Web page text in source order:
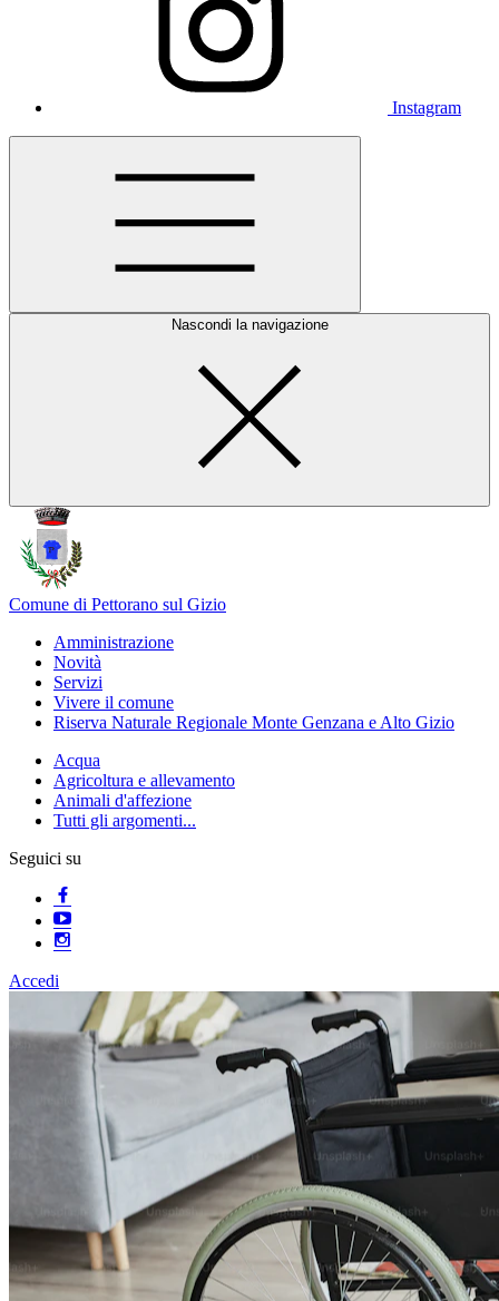
Instagram
Nascondi la navigazione
Comune di Pettorano sul Gizio
Amministrazione
Novità
Servizi
Vivere il comune
Riserva Naturale Regionale Monte Genzana e Alto Gizio
Acqua
Agricoltura e allevamento
Animali d'affezione
Tutti gli argomenti...
Seguici su
Accedi